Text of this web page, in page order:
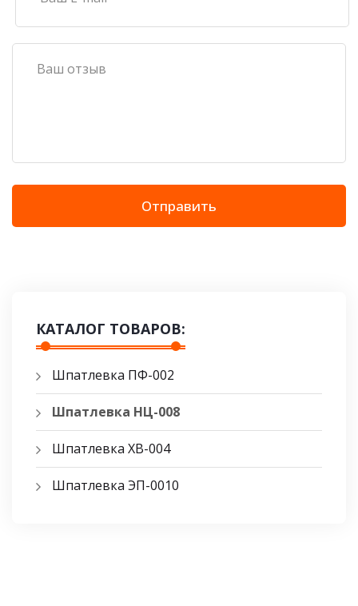
Отправить
КАТАЛОГ ТОВАРОВ:
Шпатлевка ПФ-002
Шпатлевка НЦ-008
Шпатлевка ХВ-004
Шпатлевка ЭП-0010